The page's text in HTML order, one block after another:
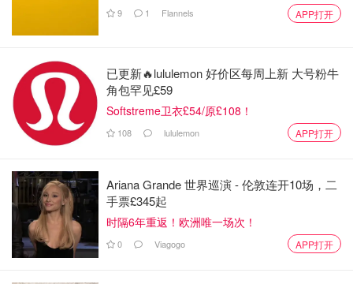
9 1 Flannels APP打开
已更新🔥lululemon 好价区每周上新 大号粉牛
角包罕见£59
Softstreme卫衣£54/原£108！
108 lululemon APP打开
Ariana Grande 世界巡演 - 伦敦连开10场，二
手票£345起
时隔6年重返！欧洲唯一场次！
0 Viagogo APP打开